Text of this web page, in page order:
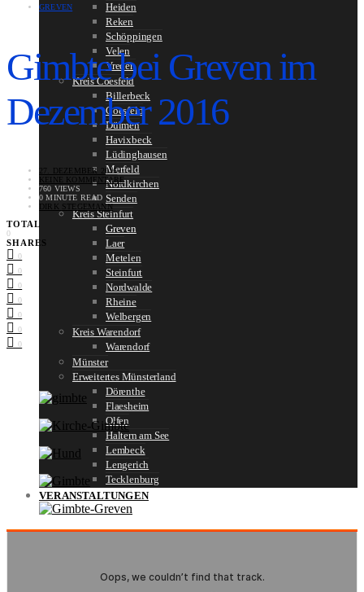
Heiden
Reken
Schöppingen
Velen
Vreden
Kreis Coesfeld
Billerbeck
Coesfeld
Dülmen
Havixbeck
Lüdinghausen
Merfeld
Nordkirchen
Senden
Kreis Steinfurt
Greven
Laer
Metelen
Steinfurt
Nordwalde
Rheine
Welbergen
Kreis Warendorf
Warendorf
Münster
Erweitertes Münsterland
Dörenthe
Flaesheim
Olfen
Haltern am See
Lembeck
Lengerich
Tecklenburg
VERANSTALTUNGEN
GREVEN
Gimbte bei Greven im
Dezember 2016
27. DEZEMBER 2016
KEINE KOMMENTARE
760 VIEWS
0 MINUTE READ
DIRK STEGEMANN
TOTAL
0
SHARES
0
0
0
0
0
0
0